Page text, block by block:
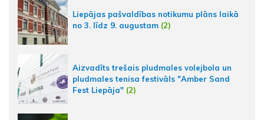
Liepājas pašvaldības notikumu plāns laikā
no 3. līdz 9. augustam (2)
Aizvadīts trešais pludmales volejbola un
pludmales tenisa festivāls "Amber Sand
Fest Liepāja" (2)